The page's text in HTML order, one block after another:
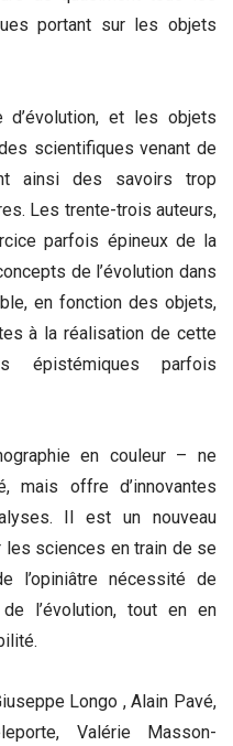
portant sur les objets
et les objets
scientifiques venant de
ainsi des savoirs trop
Les trente-trois auteurs,
parfois épineux de la
de l’évolution dans
en fonction des objets,
à la réalisation de cette
épistémiques parfois
en couleur – ne
mais offre d’innovantes
Il est un nouveau
les sciences en train de se
l’opiniâtre nécessité de
l’évolution, tout en en
Longo , Alain Pavé,
Valérie Masson-